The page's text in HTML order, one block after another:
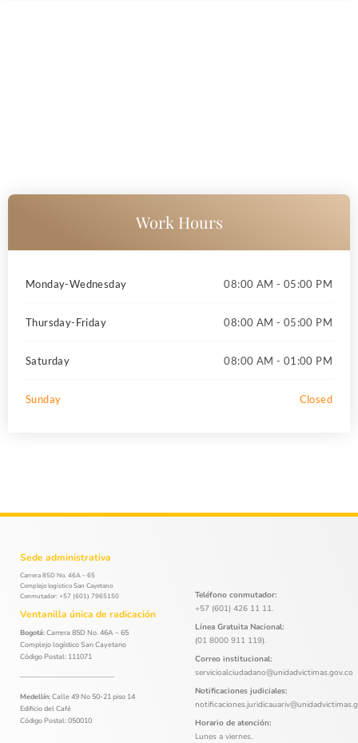
Work Hours
Monday-Wednesday 08:00 AM - 05:00 PM
Thursday-Friday 08:00 AM - 05:00 PM
Saturday 08:00 AM - 01:00 PM
Sunday Closed
Sede administrativa
Carrera 85D No. 46A – 65
Complejo logístico San Cayetano
Conmutador: +57 (601) 7965150
Ventanilla única de radicación
Bogotá:Carrera 85D No. 46A – 65
Complejo logístico San Cayetano
Código Postal: 111071
Medellín:Calle 49 No 50-21 piso 14
Edificio del Café
Código Postal: 050010
Teléfono conmutador:
+57 (601) 426 11 11.
Línea Gratuita Nacional:
(01 8000 911 119).
Correo institucional:
servicioalciudadano@unidadvictimas.gov.co
Notificaciones judiciales:
Horario de atención:
Lunes a viernes.